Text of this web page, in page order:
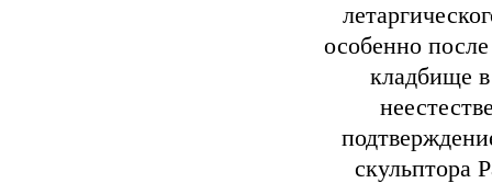
особенно
кладбище
скульптора